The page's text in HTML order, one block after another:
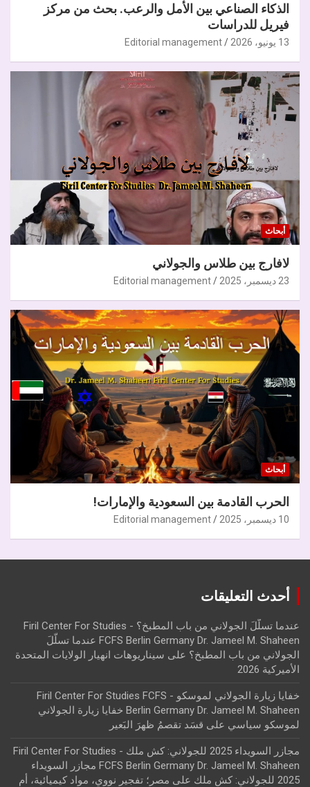
الذكاء الصناعي بين الأمل والرعب. بحث من مركز
فيريل للدراسات
13 يونيو، 2026 Editorial management
أبحاث
لافارج بين طلاس والجولاني
23 ديسمبر، 2025 Editorial management
أبحاث
الحرب القادمة بين السعودية والإمارات!
10 ديسمبر، 2025 Editorial management
أحدث التعليقات
عندما تسلّلَ الجولاني من باب المطبخ؟ - Firil Center For Studies
FCFS Berlin Germany Dr. Jameel M. Shaheen عندما تسلّلَ
الجولاني من باب المطبخ؟ على سيناريوهات انهيار الولايات المتحدة
الأميركية 2026
خفايا زيارة الجولاني لموسكو - Firil Center For Studies FCFS
Berlin Germany Dr. Jameel M. Shaheen خفايا زيارة الجولاني
لموسكو سياسي على قسَد تقصمُ ظهرَ البَعير
مجازر السويداء 2025 للجولاني: كش ملك - Firil Center For Studies
FCFS Berlin Germany Dr. Jameel M. Shaheen مجازر السويداء
2025 للجولاني: كش ملك
على مصر؛ تفجير نووي، مواد كيميائية، أم